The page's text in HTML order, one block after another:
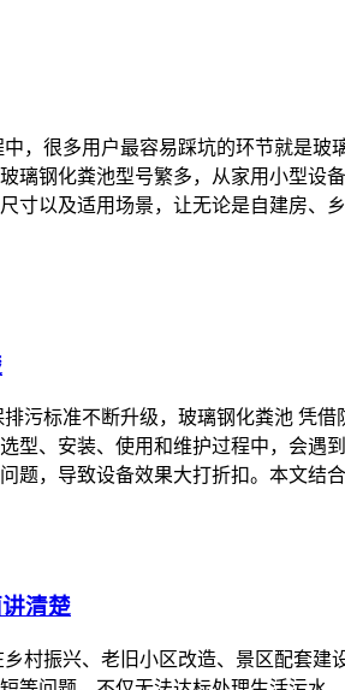
，很多用户最容易踩坑的环节就是
璃钢化粪池型号繁多，从家用小型
寸以及适用场景，让无论是自建房
污标准不断升级，玻璃钢化粪池 凭
型、安装、使用和维护过程中，会
题，导致设备效果大打折扣。本文
清楚
村振兴、老旧小区改造、景区配套